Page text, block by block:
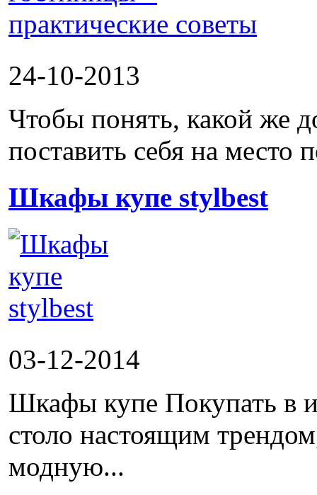
24-10-2013
Чтобы понять, какой же
поставить себя на место
Шкафы купе stylbest
03-12-2014
Шкафы купе Покупать в
столо настоящим
модную...